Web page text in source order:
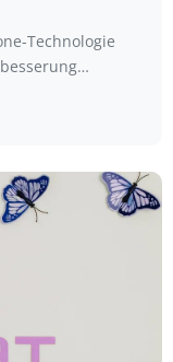
Technologie